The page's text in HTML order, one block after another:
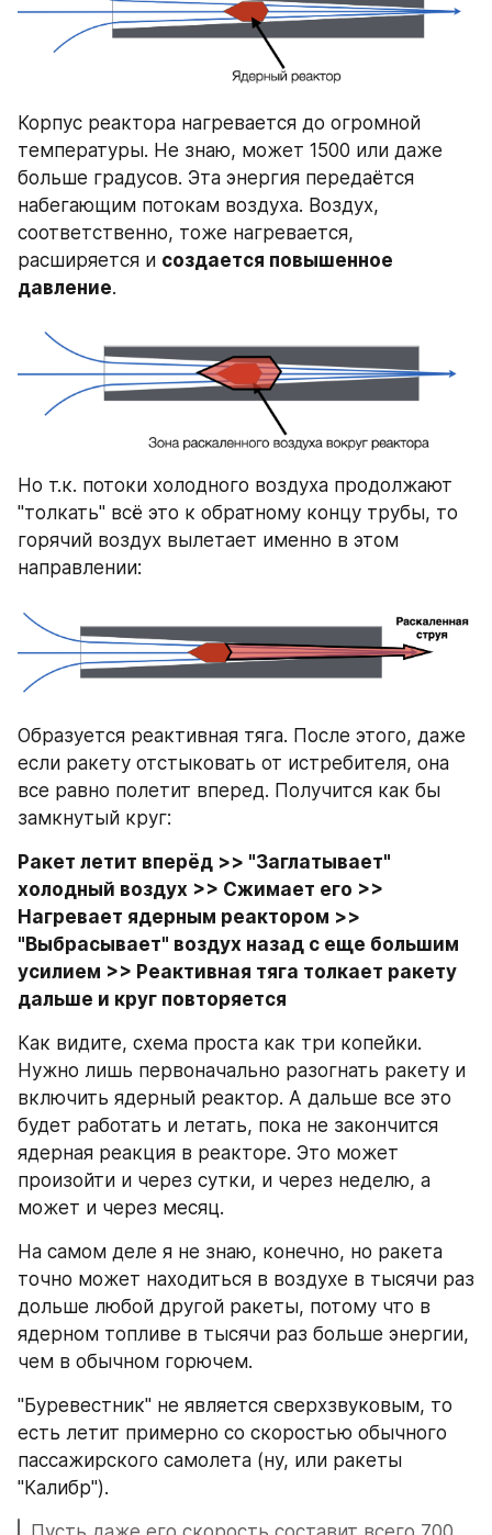
Корпус реактора нагревается до огромной
температуры. Не знаю, может 1500 или даже
больше градусов. Эта энергия передаётся
набегающим потокам воздуха. Воздух,
соответственно, тоже нагревается,
расширяется и создается повышенное
давление.
Но т.к. потоки холодного воздуха продолжают
"толкать" всё это к обратному концу трубы, то
горячий воздух вылетает именно в этом
направлении:
Образуется реактивная тяга. После этого, даже
если ракету отстыковать от истребителя, она
все равно полетит вперед. Получится как бы
замкнутый круг:
Ракет летит вперёд >> "Заглатывает"
холодный воздух >> Сжимает его >>
Нагревает ядерным реактором >>
"Выбрасывает" воздух назад с еще большим
усилием >> Реактивная тяга толкает ракету
дальше и круг повторяется
Как видите, схема проста как три копейки.
Нужно лишь первоначально разогнать ракету и
включить ядерный реактор. А дальше все это
будет работать и летать, пока не закончится
ядерная реакция в реакторе. Это может
произойти и через сутки, и через неделю, а
может и через месяц.
На самом деле я не знаю, конечно, но ракета
точно может находиться в воздухе в тысячи раз
дольше любой другой ракеты, потому что в
ядерном топливе в тысячи раз больше энергии,
чем в обычном горючем.
"Буревестник" не является сверхзвуковым, то
есть летит примерно со скоростью обычного
пассажирского самолета (ну, или ракеты
"Калибр").